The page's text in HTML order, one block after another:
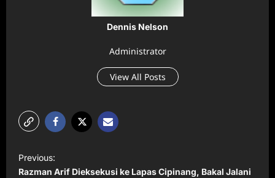
Dennis Nelson
Administrator
View All Posts
P
o
Previous:
Razman Arif Dieksekusi ke Lapas Cipinang, Bakal Jalani